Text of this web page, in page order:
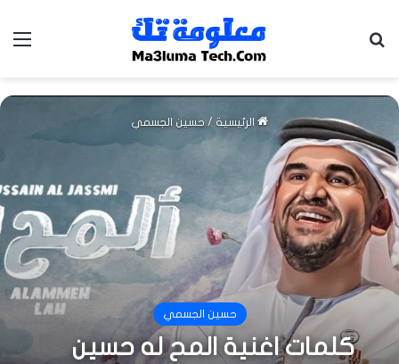
الرئيسية / حسين الجسمي
حسين الجسمي
كلمات اغنية المح له حسين